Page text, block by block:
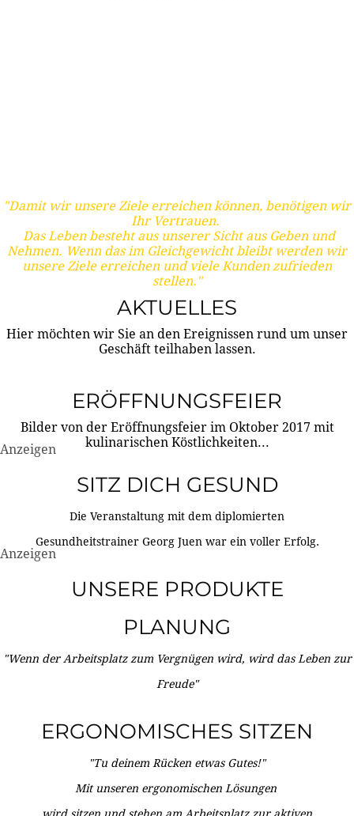
"Damit wir unsere Ziele erreichen können, benötigen wir
Ihr Vertrauen.
Das Leben besteht aus unserer Sicht aus Geben und
Nehmen. Wenn das im Gleichgewicht bleibt werden wir
unsere Ziele erreichen und viele Kunden zufrieden
stellen."
AKTUELLES
Hier möchten wir Sie an den Ereignissen rund um unser
Geschäft teilhaben lassen.
ERÖFFNUNGSFEIER
Bilder von der Eröffnungsfeier im Oktober 2017 mit
kulinarischen Köstlichkeiten...
Anzeigen
SITZ DICH GESUND
Die Veranstaltung mit dem diplomierten
Gesundheitstrainer Georg Juen war ein voller Erfolg.
Anzeigen
UNSERE PRODUKTE
PLANUNG
"Wenn der Arbeitsplatz zum Vergnügen wird, wird das Leben zur
Freude"
ERGONOMISCHES SITZEN
"Tu deinem Rücken etwas Gutes!"
Mit unseren ergonomischen Lösungen